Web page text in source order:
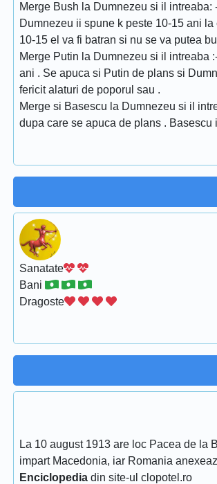
Merge Bush la Dumnezeu si il
Dumnezeu ii spune k peste 10-15 ani
10-15 el va fi batran si nu se va putea
Merge Putin la Dumnezeu si il intreaba
ani . Se apuca si Putin de plans si
fericit alaturi de poporul sau .
Merge si Basescu la Dumnezeu si il
dupa care se apuca de plans .
Sanatate
Bani
Dragoste
La 10 august 1913 are loc Pacea de la
impart Macedonia, iar Romania
Enciclopedia din site-ul clopotel.ro